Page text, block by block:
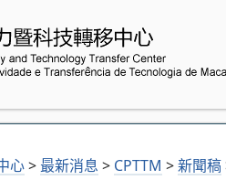
心> 最新消息 > CPTTM >新聞稿